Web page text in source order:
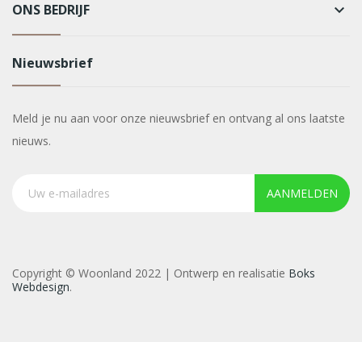
ONS BEDRIJF keyboard_arrow_down
Nieuwsbrief
Meld je nu aan voor onze nieuwsbrief en ontvang al ons laatste
nieuws.
AANMELDEN
Copyright © Woonland 2022 | Ontwerp en realisatie Boks
Webdesign.